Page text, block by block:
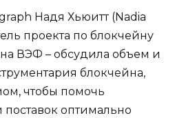
Надя Хьюитт (Nadia
проекта по блокчейну
ВЭФ – обсудила объем и
блокчейна,
чтобы помочь
оптимально